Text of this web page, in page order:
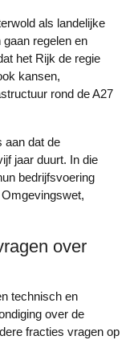
regelen en
het Rijk de regie
kansen,
rond de A27
jaar duurt. In die
bedrijfsvoering
over
over de
fracties vragen op